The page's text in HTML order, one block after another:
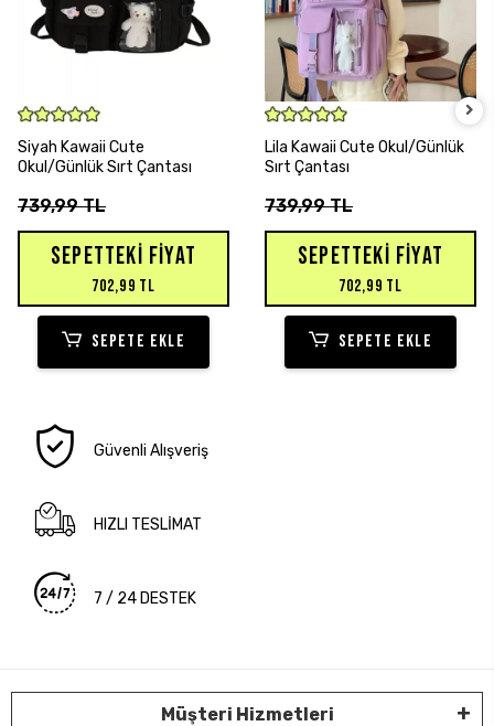
Siyah Kawaii Cute
Okul/Günlük Sırt Çantası
739,99 TL
SEPETTEKI FIYAT
702,99 TL
SEPETE EKLE
Lila Kawaii Cute Okul/Günlük
Sırt Çantası
739,99 TL
SEPETTEKI FIYAT
702,99 TL
SEPETE EKLE
Güvenli Alışveriş
HIZLI TESLİMAT
7 / 24 DESTEK
Müşteri Hizmetleri